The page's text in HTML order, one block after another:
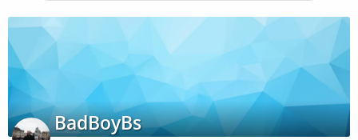
BadBoyBs